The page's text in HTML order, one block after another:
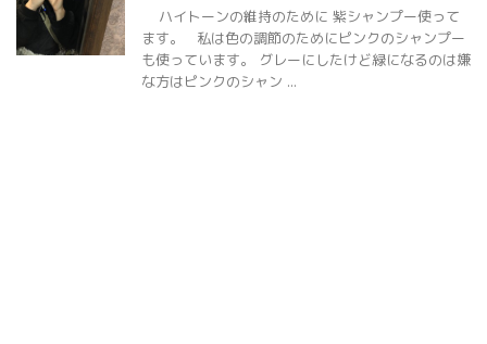
ハイトーンの維持のために 紫シャンプー使って
ます。 私は色の調節のためにピンクのシャンプー
も使っています。 グレーにしたけど緑になるのは嫌
な方はピンクのシャン ...